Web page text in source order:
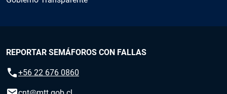
REPORTAR SEMÁFOROS CON FALLAS
call+56 22 676 0860